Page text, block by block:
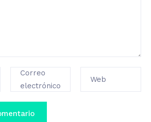
Correo
electrónico
Web